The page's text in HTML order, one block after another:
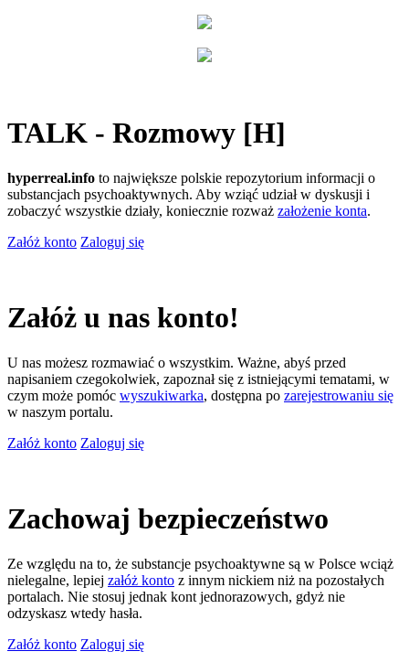
TALK - Rozmowy [H]
hyperreal.info to największe polskie repozytorium informacji o
substancjach psychoaktywnych. Aby wziąć udział w dyskusji i
zobaczyć wszystkie działy, koniecznie rozważ założenie konta.
Załóż konto Zaloguj się
Załóż u nas konto!
U nas możesz rozmawiać o wszystkim. Ważne, abyś przed
napisaniem czegokolwiek, zapoznał się z istniejącymi tematami, w
czym może pomóc wyszukiwarka, dostępna po zarejestrowaniu się
w naszym portalu.
Załóż konto Zaloguj się
Zachowaj bezpieczeństwo
Ze względu na to, że substancje psychoaktywne są w Polsce wciąż
nielegalne, lepiej załóż konto z innym nickiem niż na pozostałych
portalach. Nie stosuj jednak kont jednorazowych, gdyż nie
odzyskasz wtedy hasła.
Załóż konto Zaloguj się